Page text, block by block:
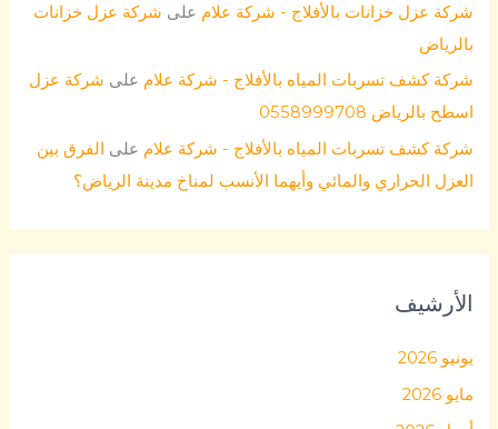
شركة عزل خزانات بالأفلاج - شركة علام على شركة عزل خزانات
بالرياض
شركة كشف تسربات المياه بالأفلاج - شركة علام على شركة عزل
اسطح بالرياض 0558999708
شركة كشف تسربات المياه بالأفلاج - شركة علام على الفرق بين
العزل الحراري والمائي وأيهما الأنسب لمناخ مدينة الرياض؟
الأرشيف
يونيو 2026
مايو 2026